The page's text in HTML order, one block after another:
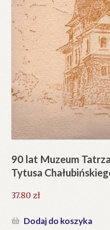
90 lat Muzeum
Tytusa
37.80 zł
Dodaj do koszyka